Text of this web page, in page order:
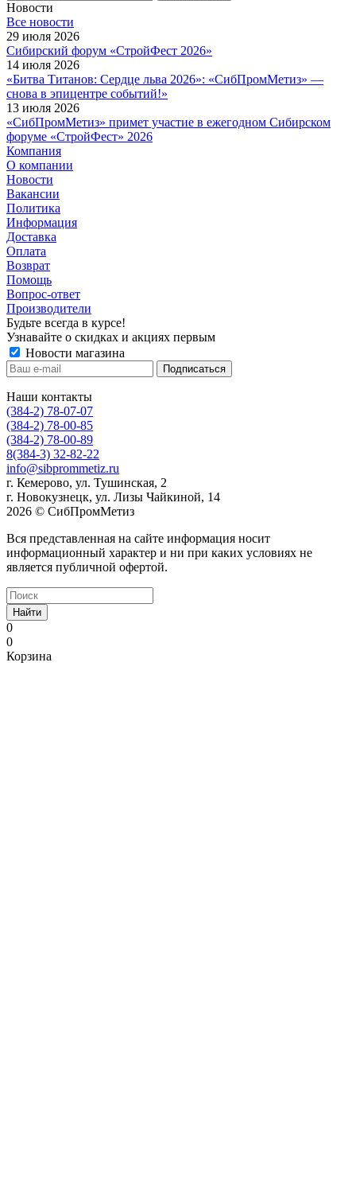
Новости
Все новости
29 июля 2026
Сибирский форум «СтройФест 2026»
14 июля 2026
«Битва Титанов: Сердце льва 2026»: «СибПромМетиз» —
снова в эпицентре событий!»
13 июля 2026
«СибПромМетиз» примет участие в ежегодном Сибирском
форуме «СтройФест» 2026
Компания
О компании
Новости
Вакансии
Политика
Информация
Доставка
Оплата
Возврат
Помощь
Вопрос-ответ
Производители
Будьте всегда в курсе!
Узнавайте о скидках и акциях первым
Новости магазина
Наши контакты
(384-2) 78-07-07
(384-2) 78-00-85
(384-2) 78-00-89
8(384-3) 32-82-22
info@sibprommetiz.ru
г. Кемерово, ул. Тушинская, 2
г. Новокузнецк, ул. Лизы Чайкиной, 14
2026 © СибПромМетиз
Вся представленная на сайте информация носит
информационный характер и ни при каких условиях не
является публичной офертой.
Найти
0
0
Корзина